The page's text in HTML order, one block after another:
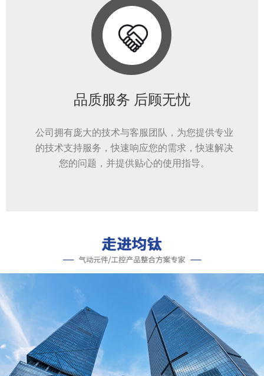
品质服务 后顾无忧
公司拥有庞大的技术与客服团队，为您提供专业
的技术支持服务，快速响应您的需求，快速解决
您的问题，并提供贴心的使用指导。